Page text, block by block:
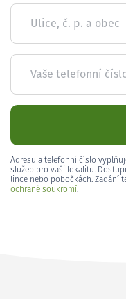
Ulice, č. p. a obec
Vaše telefonní
Adresu a telefonní číslo
služeb pro vaši lokalitu.
lince nebo pobočkách. Zadání
ochraně soukromí.